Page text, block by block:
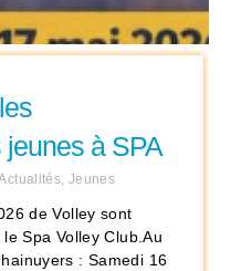
à SPA
, Jeunes
de Volley sont
Spa Volley Club.Au
: Samedi 16